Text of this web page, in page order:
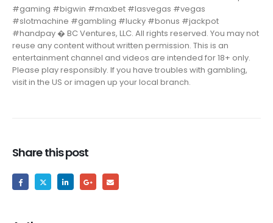
#gaming #bigwin #maxbet #lasvegas #vegas
#slotmachine #gambling #lucky #bonus #jackpot
#handpay � BC Ventures, LLC. All rights reserved. You may not
reuse any content without written permission. This is an
entertainment channel and videos are intended for 18+ only.
Please play responsibly. If you have troubles with gambling,
visit in the US or imagen up your local branch.
Share this post